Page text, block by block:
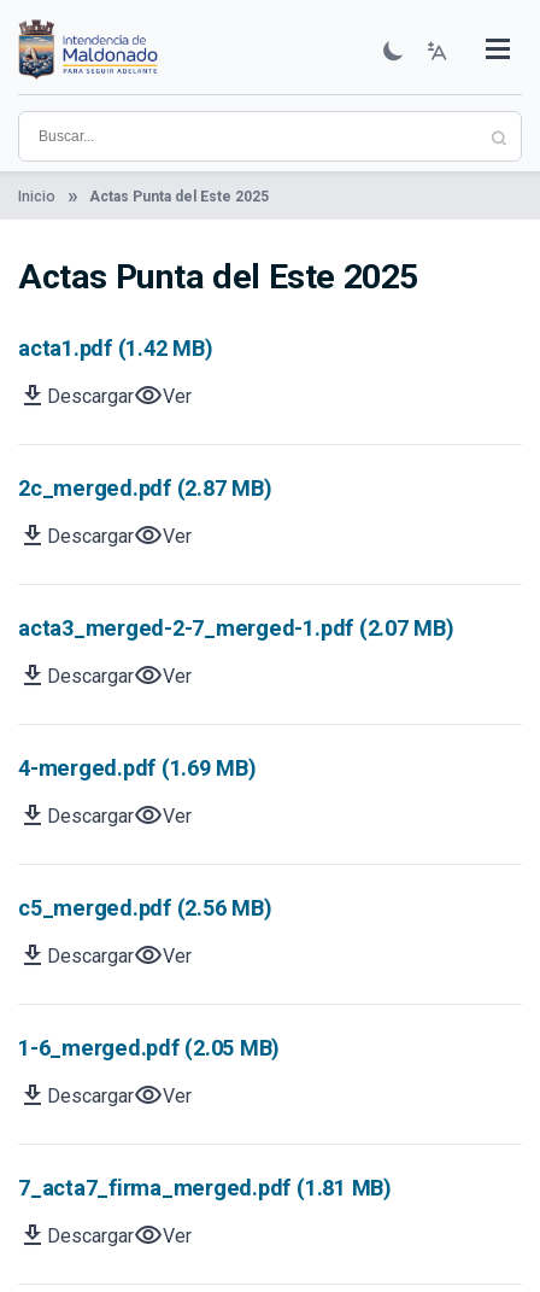
contenido
principal
Institucional
Municipios
Descubre Maldonado
Comunicación
Servicios
Guía De Trámites
Ver Noticias
Inicio Actas Punta del Este 2025
Actas Punta del Este 2025
acta1.pdf (1.42 MB)
download DescargarvisibilityVer
2c_merged.pdf (2.87 MB)
download DescargarvisibilityVer
acta3_merged-2-7_merged-1.pdf (2.07 MB)
download DescargarvisibilityVer
4-merged.pdf (1.69 MB)
download DescargarvisibilityVer
c5_merged.pdf (2.56 MB)
download DescargarvisibilityVer
1-6_merged.pdf (2.05 MB)
download DescargarvisibilityVer
7_acta7_firma_merged.pdf (1.81 MB)
download DescargarvisibilityVer